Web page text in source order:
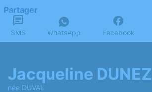
Partager
SMS WhatsApp Facebook
Jacqueline DUNEZ
née DUVAL